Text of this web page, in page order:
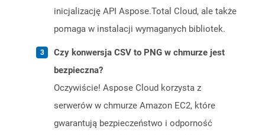
inicjalizację API Aspose.Total Cloud, ale także
pomaga w instalacji wymaganych bibliotek.
Czy konwersja CSV to PNG w chmurze jest
bezpieczna?
Oczywiście! Aspose Cloud korzysta z
serwerów w chmurze Amazon EC2, które
gwarantują bezpieczeństwo i odporność